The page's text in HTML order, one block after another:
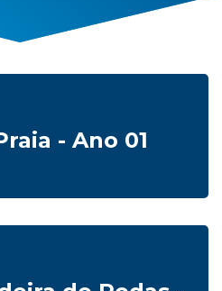
- Ano 01